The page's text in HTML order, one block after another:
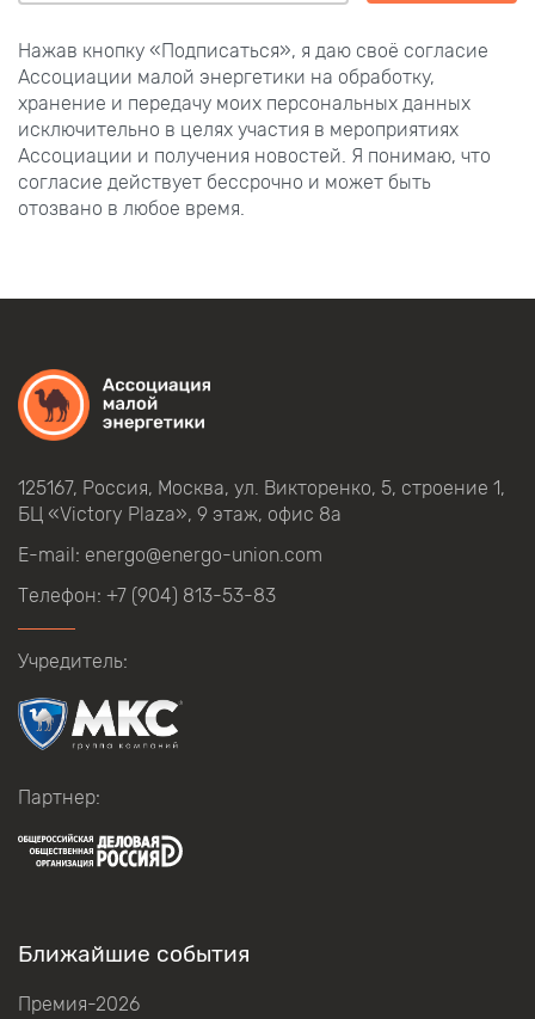
Нажав кнопку «Подписаться», я даю своё согласие
Ассоциации малой энергетики на обработку,
хранение и передачу моих персональных данных
исключительно в целях участия в мероприятиях
Ассоциации и получения новостей. Я понимаю, что
согласие действует бессрочно и может быть
отозвано в любое время.
125167, Россия, Москва, ул. Викторенко, 5, строение 1,
БЦ «Victory Plaza», 9 этаж, офис 8а
E-mail: energo@energo-union.com
Телефон: +7 (904) 813-53-83
Учредитель:
Партнер:
Ближайшие события
Премия-2026